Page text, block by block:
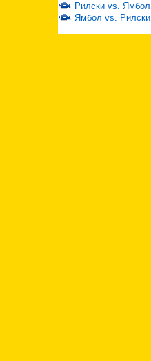
Рилски vs. Ямбол
Ямбол vs. Рилски